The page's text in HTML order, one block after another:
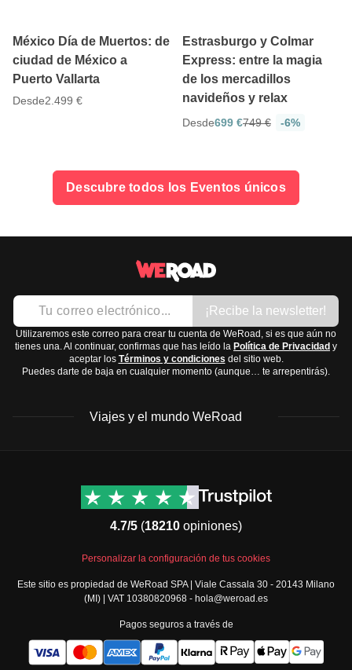
México Día de Muertos: de
ciudad de México a
Puerto Vallarta
Desde2.499 €
Estrasburgo y Colmar
Express: entre la magia
de los mercadillos
navideños y relax
Desde699 €749 € -6%
Descubre todos los Eventos únicos
¡Recibe la newsletter!
Utilizaremos este correo para crear tu cuenta de WeRoad, si es que aún no
tienes una. Al continuar, confirmas que has leído la Política de Privacidad y
aceptar los Términos y condiciones del sitio web.
Puedes darte de baja en cualquier momento (aunque… te arrepentirás).
Viajes y el mundo WeRoad
América del Norte
Oriente Medio
Todos los destinos
Contacto
Términos y condiciones
Condiciones generales
Política de cookies
Governance
4.7/5 (18210 opiniones)
Personalizar la configuración de tus cookies
Este sitio es propiedad de WeRoad SPA | Viale Cassala 30 - 20143 Milano
(MI) | VAT 10380820968 - hola@weroad.es
Pagos seguros a través de